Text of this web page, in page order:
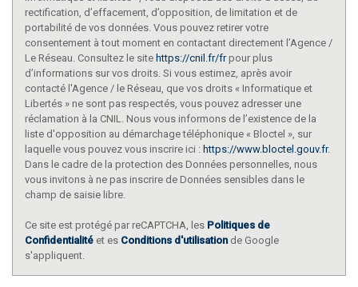
rectification, d’effacement, d’opposition, de limitation et de
portabilité de vos données. Vous pouvez retirer votre
consentement à tout moment en contactant directement l’Agence /
Le Réseau. Consultez le site https://cnil.fr/frpour plus
d’informations sur vos droits. Si vous estimez, après avoir
contacté l'Agence / le Réseau, que vos droits « Informatique et
Libertés » ne sont pas respectés, vous pouvez adresser une
réclamation à la CNIL. Nous vous informons de l’existence de la
liste d'opposition au démarchage téléphonique « Bloctel », sur
laquelle vous pouvez vous inscrire ici : https://www.bloctel.gouv.fr.
Dans le cadre de la protection des Données personnelles, nous
vous invitons à ne pas inscrire de Données sensibles dans le
champ de saisie libre.
Ce site est protégé par reCAPTCHA, les Politiques de
Confidentialité et es Conditions d'utilisation de Google
s'appliquent.